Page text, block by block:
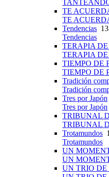
TE
TE
Tendencias 13
Tendencias
TERAPIA
TERAPIA
TIEMPO DE
TIEMPO DE
Tradición
Tradición
Tres por Japón
Tres por Japón
TRIBUNAL
TRIBUNAL
Trotamundos
Trotamundos
UN
UN
UN TRIO DE